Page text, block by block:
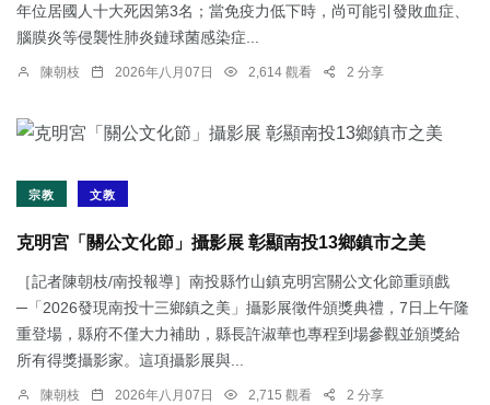
年位居國人十大死因第3名；當免疫力低下時，尚可能引發敗血症、
腦膜炎等侵襲性肺炎鏈球菌感染症...
陳朝枝 2026年八月07日 2,614 觀看 2 分享
宗教 文教
克明宮「關公文化節」攝影展 彰顯南投13鄉鎮市之美
［記者陳朝枝/南投報導］南投縣竹山鎮克明宮關公文化節重頭戲
─「2026發現南投十三鄉鎮之美」攝影展徵件頒獎典禮，7日上午隆
重登場，縣府不僅大力補助，縣長許淑華也專程到場參觀並頒獎給
所有得獎攝影家。這項攝影展與...
陳朝枝 2026年八月07日 2,715 觀看 2 分享